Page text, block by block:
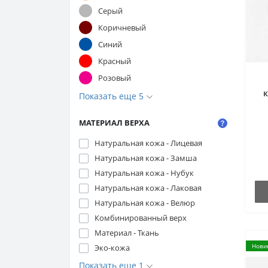
Серый
Коричневый
Синий
Красный
Розовый
Показать еще 5
МАТЕРИАЛ ВЕРХА
Натуральная кожа - Лицевая
Натуральная кожа - Замша
Натуральная кожа - Нубук
Натуральная кожа - Лаковая
Натуральная кожа - Велюр
Комбинированный верх
Материал - Ткань
Эко-кожа
Показать еще 1